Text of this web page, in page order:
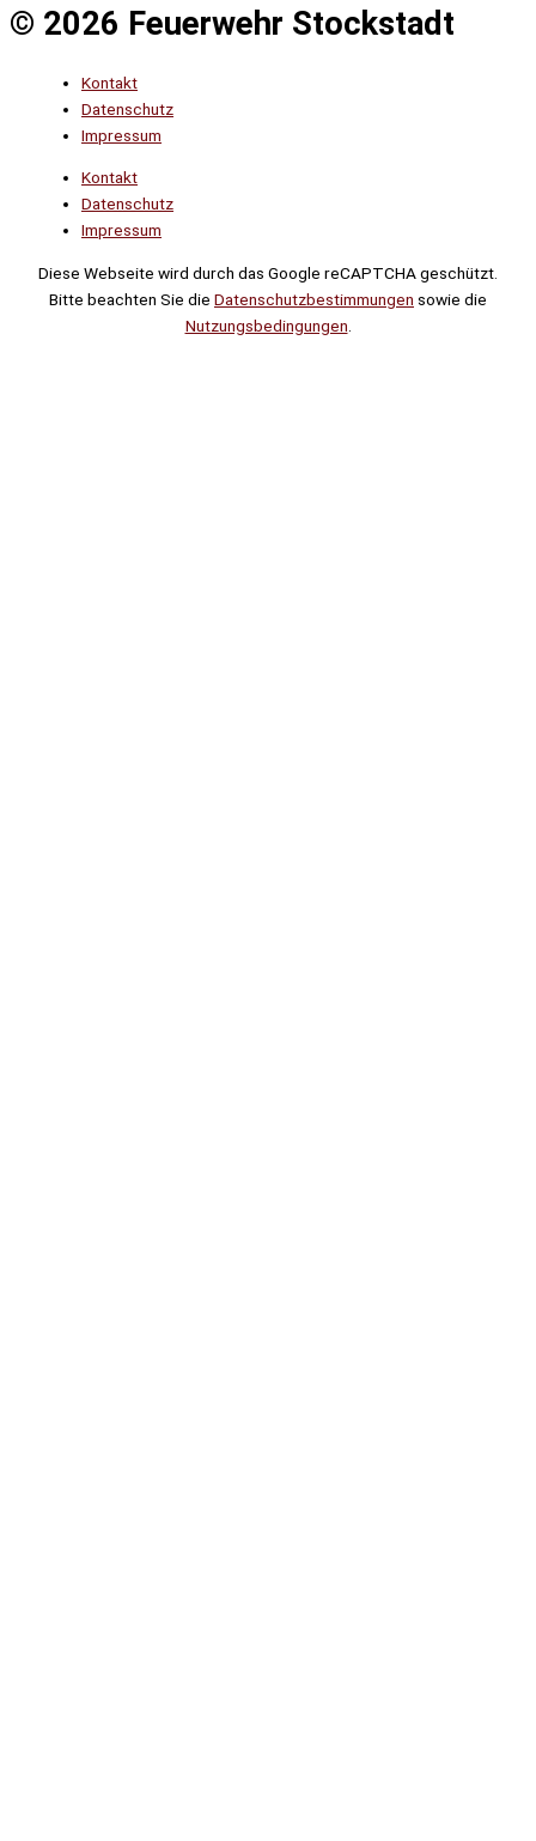
© 2026 Feuerwehr Stockstadt
Kontakt
Datenschutz
Impressum
Kontakt
Datenschutz
Impressum
Diese Webseite wird durch das Google reCAPTCHA geschützt.
Bitte beachten Sie die Datenschutzbestimmungen sowie die
Nutzungsbedingungen